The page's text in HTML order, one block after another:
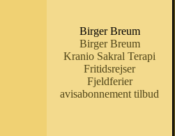
Birger Breum
Birger Breum
Kranio Sakral Terapi
Fritidsrejser
Fjeldferier
avisabonnement tilbud